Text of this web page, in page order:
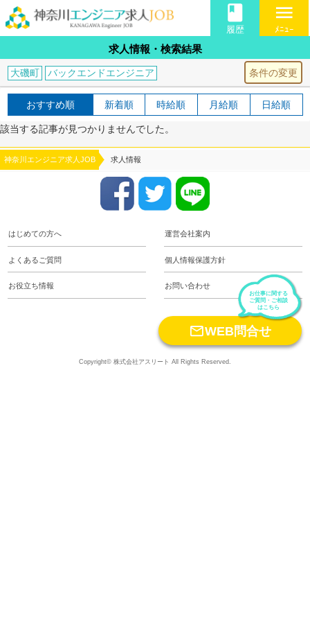
book
履歴
menu
ﾒﾆｭｰ
求人情報・検索結果
条件の変更
大磯町 バックエンドエンジニア
おすすめ順 新着順 時給順 月給順 日給順
該当する記事が見つかりませんでした。
神奈川エンジニア求人JOB 求人情報
はじめての方へ 運営会社案内
よくあるご質問 個人情報保護方針
お役立ち情報 お問い合わせ
お仕事に関する
ご質問・ご相談
はこちら
WEB問合せ
Copyright© 株式会社アスリート All Rights Reserved.